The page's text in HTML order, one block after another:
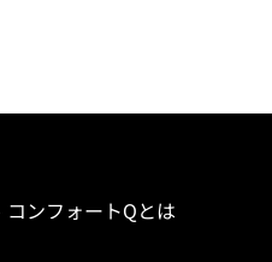
ンフォートQとは